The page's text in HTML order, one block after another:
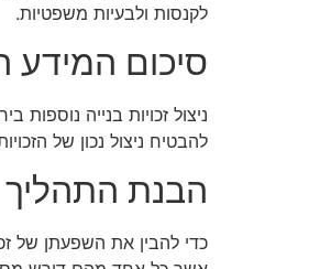
לקנסות ולבעיות משפטיות.
סיכום המידע
ניצול זכויות בנייה
להבטיח ניצול נכון של
הבנת התהליך
כדי להבין את השפעתן של